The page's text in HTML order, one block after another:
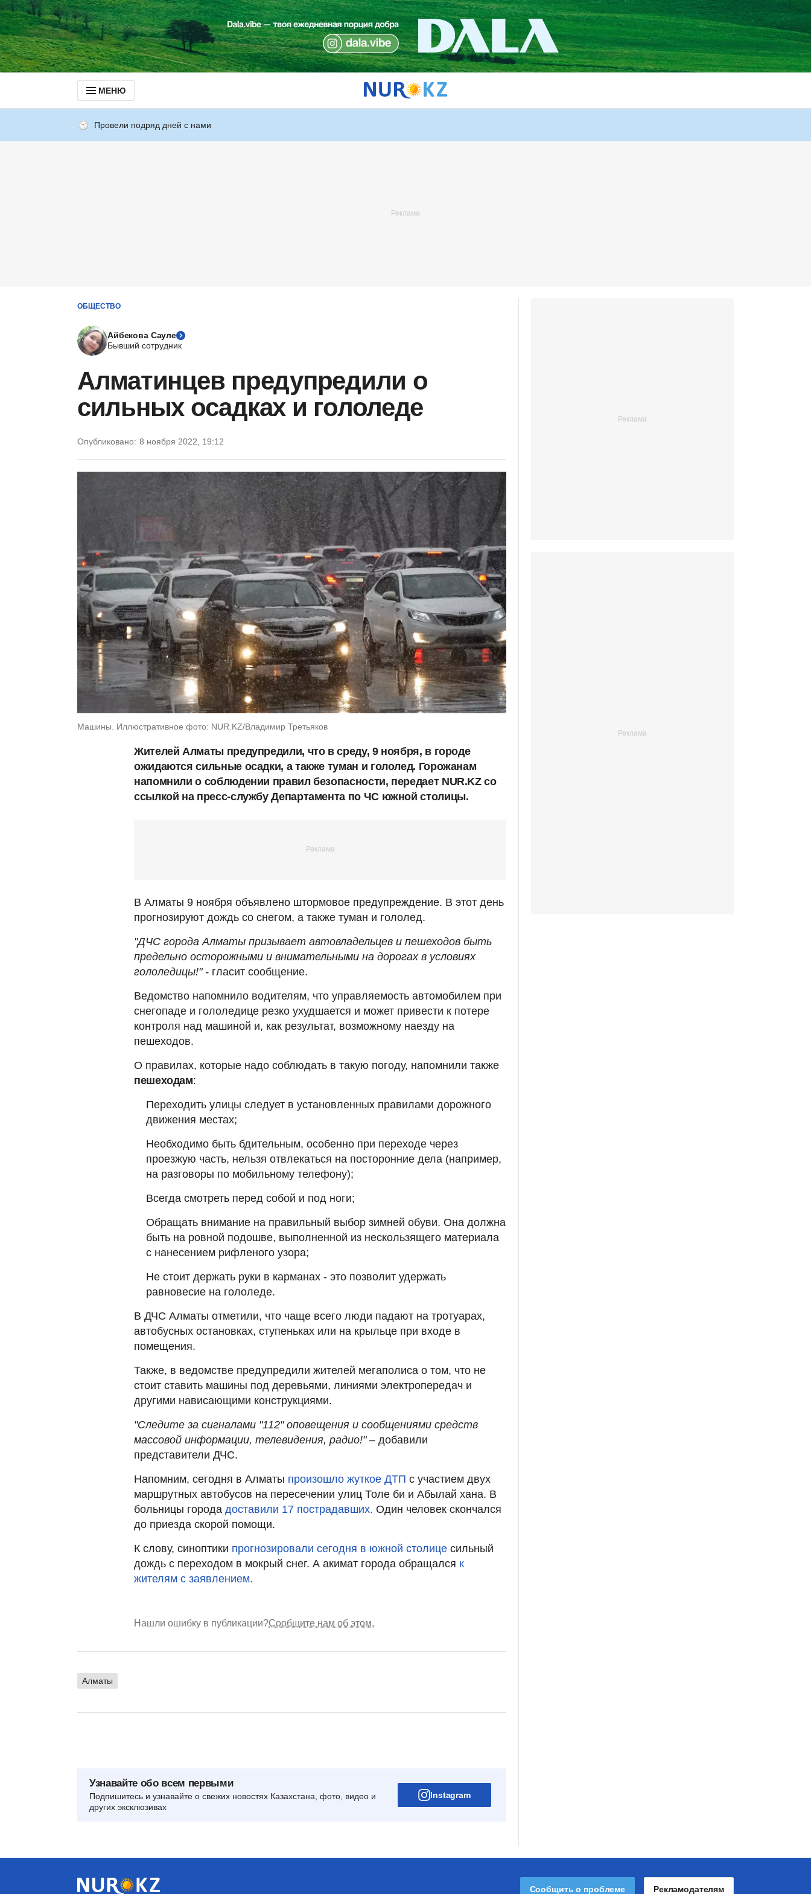
МЕНЮ
Провели подряд дней с нами
ОБЩЕСТВО
Айбекова Сауле
Бывший сотрудник
Алматинцев предупредили о
сильных осадках и гололеде
Опубликовано: 8 ноября 2022, 19:12
Машины. Иллюстративное фото: NUR.KZ/Владимир Третьяков
Жителей Алматы предупредили, что в среду, 9 ноября, в городе
ожидаются сильные осадки, а также туман и гололед. Горожанам
напомнили о соблюдении правил безопасности, передает NUR.KZ со
ссылкой на пресс-службу Департамента по ЧС южной столицы.
В Алматы 9 ноября объявлено штормовое предупреждение. В этот день
прогнозируют дождь со снегом, а также туман и гололед.
"ДЧС города Алматы призывает автовладельцев и пешеходов быть
предельно осторожными и внимательными на дорогах в условиях
гололедицы!" - гласит сообщение.
Ведомство напомнило водителям, что управляемость автомобилем при
снегопаде и гололедице резко ухудшается и может привести к потере
контроля над машиной и, как результат, возможному наезду на
пешеходов.
О правилах, которые надо соблюдать в такую погоду, напомнили также
пешеходам:
Переходить улицы следует в установленных правилами дорожного
движения местах;
Необходимо быть бдительным, особенно при переходе через
проезжую часть, нельзя отвлекаться на посторонние дела (например,
на разговоры по мобильному телефону);
Всегда смотреть перед собой и под ноги;
Обращать внимание на правильный выбор зимней обуви. Она должна
быть на ровной подошве, выполненной из нескользящего материала
с нанесением рифленого узора;
Не стоит держать руки в карманах - это позволит удержать
равновесие на гололеде.
В ДЧС Алматы отметили, что чаще всего люди падают на тротуарах,
автобусных остановках, ступеньках или на крыльце при входе в
помещения.
Также, в ведомстве предупредили жителей мегаполиса о том, что не
стоит ставить машины под деревьями, линиями электропередач и
другими нависающими конструкциями.
"Следите за сигналами "112" оповещения и сообщениями средств
массовой информации, телевидения, радио!"– добавили
представители ДЧС.
Напомним, сегодня в Алматы произошло жуткое ДТП с участием двух
маршрутных автобусов на пересечении улиц Толе би и Абылай хана. В
больницы города доставили 17 пострадавших. Один человек скончался
до приезда скорой помощи.
К слову, синоптики прогнозировали сегодня в южной столице сильный
дождь с переходом в мокрый снег. А акимат города обращался к
жителям с заявлением.
Нашли ошибку в публикации?Сообщите нам об этом.
Алматы
Узнавайте обо всем первыми
Подпишитесь и узнавайте о свежих новостях Казахстана, фото, видео и
других эксклюзивах
Instagram
Сообщить о проблеме Рекламодателям